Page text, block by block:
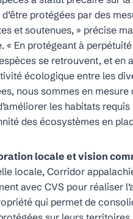
protégées par des
et soutenues, » précise
« En protégeant à
se retrouvent, et en
écologique entre les
nous sommes en mesure
les habitats
des écosystèmes en
locale et vision
locale, Corridor
avec CVS pour réaliser
qui permet de